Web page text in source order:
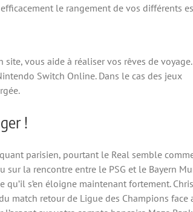
le rangement de vos différents
vous aide à réaliser vos rêves de voyage.
Switch Online. Dans le cas des jeux
!
parisien, pourtant le Real semble
sur la rencontre entre le PSG et le Bayern
qu’il s’en éloigne maintenant fortement.
match retour de Ligue des Champions face